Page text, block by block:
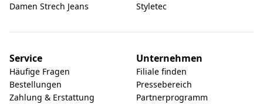
Damen Strech Jeans
Styletec
Service
Häufige Fragen
Bestellungen
Zahlung & Erstattung
Unternehmen
Filiale finden
Pressebereich
Partnerprogramm